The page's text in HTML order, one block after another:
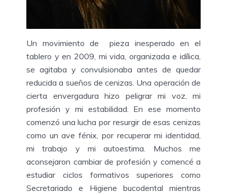
Un movimiento de pieza inesperado en el
tablero y en 2009, mi vida, organizada e idílica,
se agitaba y convulsionaba antes de quedar
reducida a sueños de cenizas. Una operación de
cierta envergadura hizo peligrar mi voz, mi
profesión y mi estabilidad. En ese momento
comenzó una lucha por resurgir de esas cenizas
como un ave fénix, por recuperar mi identidad,
mi trabajo y mi autoestima. Muchos me
aconsejaron cambiar de profesión y comencé a
estudiar ciclos formativos superiores como
Secretariado e Higiene bucodental mientras